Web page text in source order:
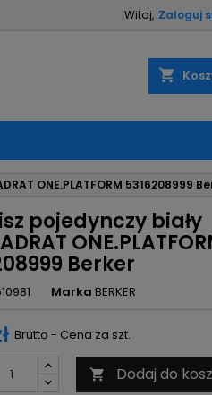
Witaj, Zaloguj
shopping_cart
ONE.PLATFORM 5316208999
pojedynczy biały
Berker
Marka BERKER
Brutto - Cena za szt.
 Dodaj do